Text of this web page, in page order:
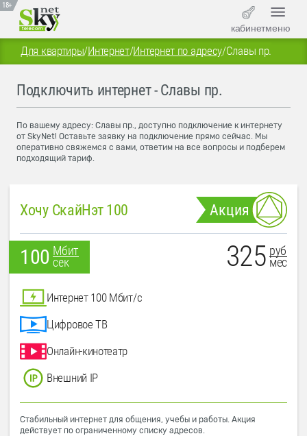
18+
кабинетменю
Для квартиры/Интернет/Интернет по адресу/Славы пр.
Подключить интернет - Славы пр.
По вашему адресу: Славы пр., доступно подключение к интернету
от SkyNet! Оставьте заявку на подключение прямо сейчас. Мы
оперативно свяжемся с вами, ответим на все вопросы и подберем
подходящий тариф.
Хочу СкайНэт 100 Акция
100 Мбит
сек
325 руб
мес
Интернет 100 Мбит/с
Цифровое ТВ
Онлайн-кинотеатр
Внешний IP
Стабильный интернет для общения, учебы и работы. Акция
действует по ограниченному списку адресов.